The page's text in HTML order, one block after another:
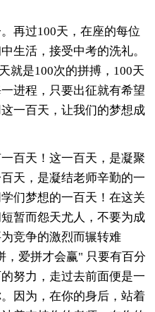
再过100天，在座的每位
生活，接受中考的洗礼。
就是100次的拼搏，100天
进程，只要出征就有希望
一百天，让我们的梦想成
百天！这一百天，是凝聚
天，是凝结老师辛勤的一
们梦想的一百天！在这关
暂而怨天尤人，不要为成
竞争的激烈而辗转难
，爱拼才会赢" 只要有百分
努力，走过去前面便是一
因为，在你的身后，站着